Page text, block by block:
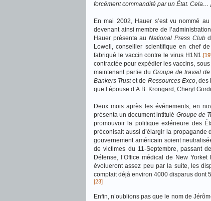
forcément commandité par un État. Cela…
En mai 2002, Hauer s’est vu nommé
devenant ainsi membre de
Hauer présenta auNational Press Club
Lowell, conseiller scientifique en chef de
fabriqué le vaccin contre le virus H1N1.
contractée pour expédier les vaccins,
maintenant partie du Groupe de travail
Bankers Trustet de Ressources Exco, des
que l’épouse d’A.B. Krongard, Cheryl
Deux mois après les événements, en
présenta un document intitulé Groupe de
promouvoir la politique extérieure des
préconisait aussi d’élargir la propagande
gouvernement américain soient
de victimes du 11-Septembre, passant
Défense, l’Office médical de New
évolueront assez peu par la suite, les
comptait déjà environ 4000 disparus dont
[23]
Enfin, n’oublions pas que le nom de